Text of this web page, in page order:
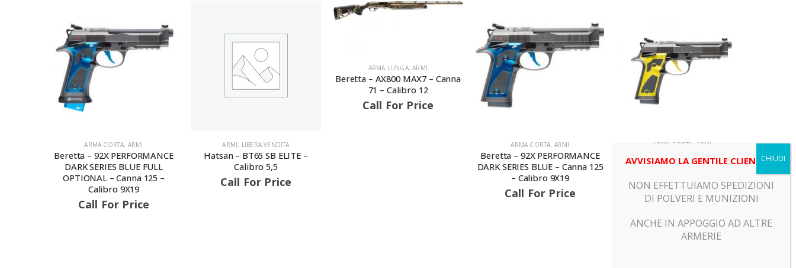
ARMA CORTA, ARMI
Beretta – 92X PERFORMANCE
DARK SERIES BLUE FULL
OPTIONAL – Canna 125 –
Calibro 9X19
Call For Price
ARMI, LIBERA VENDITA
Hatsan – BT65 SB ELITE –
Calibro 5,5
Call For Price
ARMA LUNGA,ARMI
Beretta – AX800 MAX7 – Canna
71 – Calibro 12
Call For Price
ARMA CORTA, ARMI
Beretta – 92X PERFORMANCE
DARK SERIES BLUE – Canna 125
– Calibro 9X19
Call For Price
ARMA CORTA ARMI
DARK SERIES YELLOW – Canna
Call For Price
AVVISIAMO LA GENTILE CLIENTELA
NON EFFETTUIAMO SPEDIZIONI
DI POLVERI E MUNIZIONI
ANCHE IN APPOGGIO AD ALTRE
ARMERIE